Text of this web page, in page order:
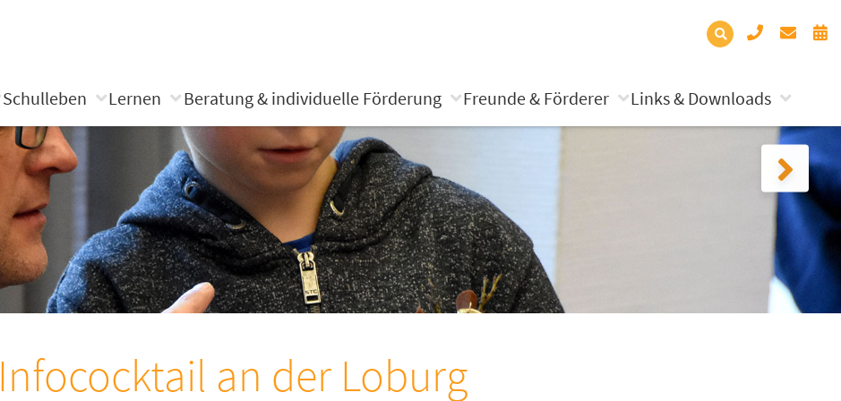
Schulleben Lernen Beratung & individuelle Förderung Freunde & Förderer Links & Downloads
Infococktail an der Loburg